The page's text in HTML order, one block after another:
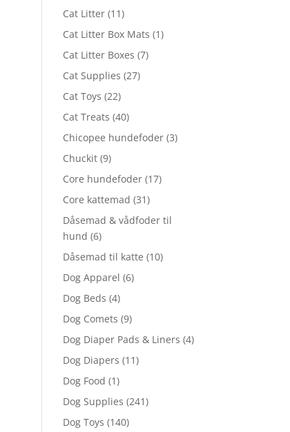
Cat Litter (11)
Cat Litter Box Mats (1)
Cat Litter Boxes (7)
Cat Supplies (27)
Cat Toys (22)
Cat Treats (40)
Chicopee hundefoder (3)
Chuckit (9)
Core hundefoder (17)
Core kattemad (31)
Dåsemad & vådfoder til
hund (6)
Dåsemad til katte (10)
Dog Apparel (6)
Dog Beds (4)
Dog Comets (9)
Dog Diaper Pads & Liners (4)
Dog Diapers (11)
Dog Food (1)
Dog Supplies (241)
Dog Toys (140)